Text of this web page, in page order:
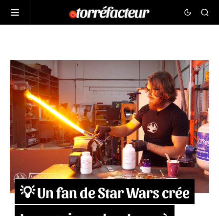
💡 Un fan de Star Wars crée